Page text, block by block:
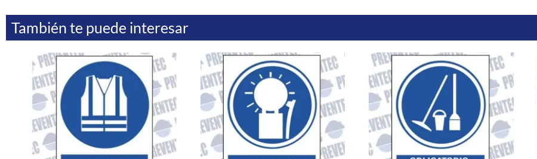
También te puede interesar